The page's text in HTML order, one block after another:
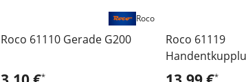
Roco 61110 Gerade G200
*
Roco
Roco 61119
*